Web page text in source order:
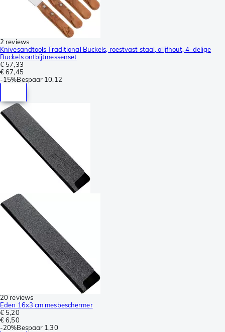
2 reviews
Knivesandtools Traditional Buckels, roestvast staal, olijfhout, 4-delige
Buckels ontbijtmessenset
€ 57,33
€ 67,45
-15%Bespaar 10,12
20 reviews
Eden 16x3 cm mesbeschermer
€ 5,20
€ 6,50
-20%Bespaar 1,30